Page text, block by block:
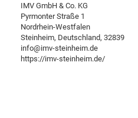
IMV GmbH & Co. KG
Pyrmonter Straße 1
Nordrhein-Westfalen
Steinheim, Deutschland, 32839
info@imv-steinheim.de
https://imv-steinheim.de/